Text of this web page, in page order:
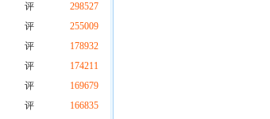
评
298527
评
255009
评
178932
评
174211
评
169679
评
166835